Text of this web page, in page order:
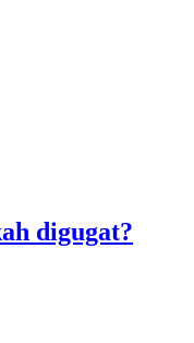
digugat?